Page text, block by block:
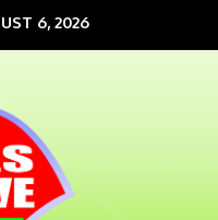
6, 2026